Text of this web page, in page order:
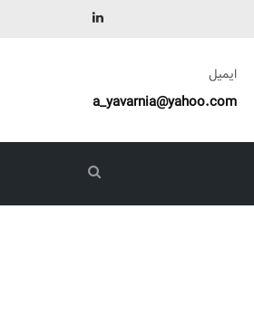
ایمیل
a_yavarnia@yahoo.com